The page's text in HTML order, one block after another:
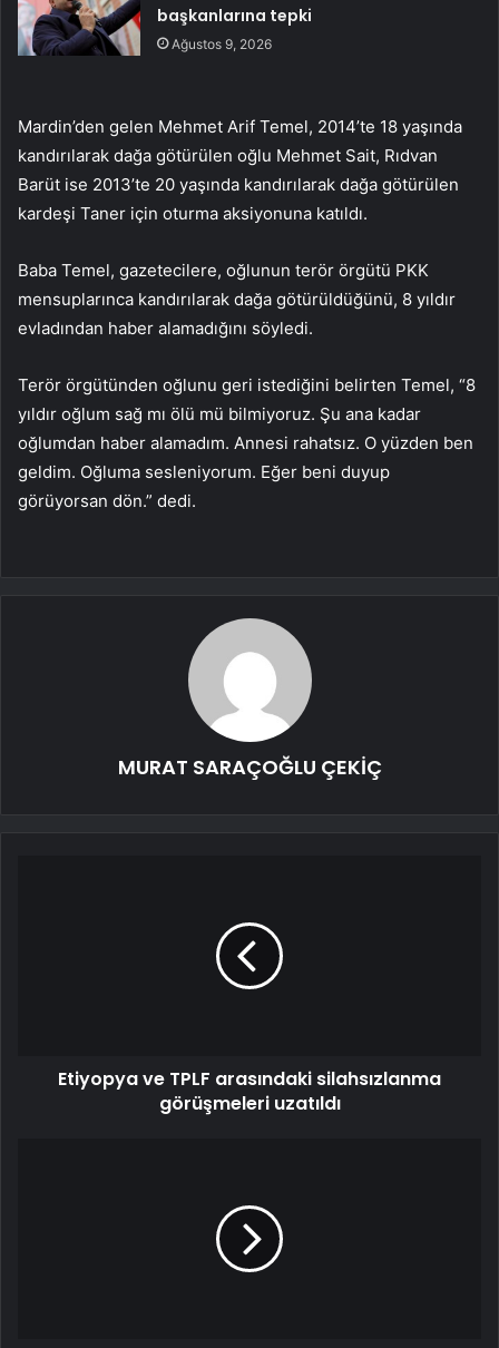
başkanlarına tepki
Ağustos 9, 2026
Mardin’den gelen Mehmet Arif Temel, 2014’te 18 yaşında
kandırılarak dağa götürülen oğlu Mehmet Sait, Rıdvan
Barüt ise 2013’te 20 yaşında kandırılarak dağa götürülen
kardeşi Taner için oturma aksiyonuna katıldı.
Baba Temel, gazetecilere, oğlunun terör örgütü PKK
mensuplarınca kandırılarak dağa götürüldüğünü, 8 yıldır
evladından haber alamadığını söyledi.
Terör örgütünden oğlunu geri istediğini belirten Temel, “8
yıldır oğlum sağ mı ölü mü bilmiyoruz. Şu ana kadar
oğlumdan haber alamadım. Annesi rahatsız. O yüzden ben
geldim. Oğluma sesleniyorum. Eğer beni duyup
görüyorsan dön.” dedi.
MURAT SARAÇOĞLU ÇEKİÇ
Etiyopya ve TPLF arasındaki silahsızlanma
görüşmeleri uzatıldı